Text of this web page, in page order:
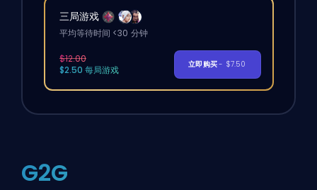
三局游戏
平均等待时间 <30 分钟
$12.00
$2.50 每局游戏
立即购买- $7.50
G2G